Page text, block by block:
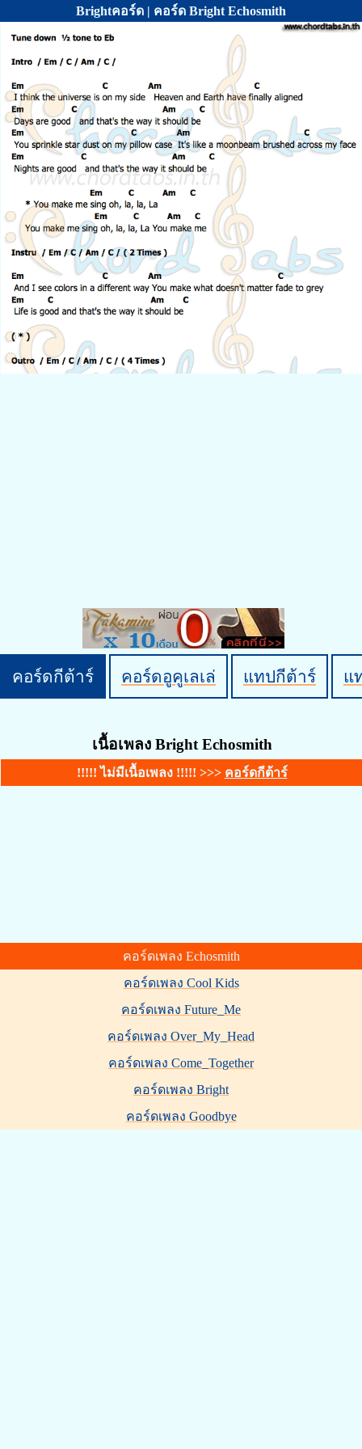
Brightคอร์ด | คอร์ด Bright Echosmith
คอร์ดกีต้าร์ คอร์ดอูคูเลเล่ แทปกีต้าร์ แ
เนื้อเพลง Bright Echosmith
!!!!! ไม่มีเนื้อเพลง !!!!! >>> คอร์ดกีต้าร์
คอร์ดเพลง Echosmith
คอร์ดเพลง Cool Kids
คอร์ดเพลง Future_Me
คอร์ดเพลง Over_My_Head
คอร์ดเพลง Come_Together
คอร์ดเพลง Bright
คอร์ดเพลง Goodbye